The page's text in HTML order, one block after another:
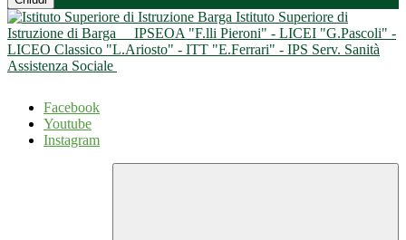
Istituto Superiore di
Istruzione di Barga
IPSEOA "F.lli Pieroni" - LICEI "G.Pascoli" -
LICEO Classico "L.Ariosto" - ITT "E.Ferrari" - IPS Serv. Sanità
Assistenza Sociale
Facebook
Youtube
Instagram